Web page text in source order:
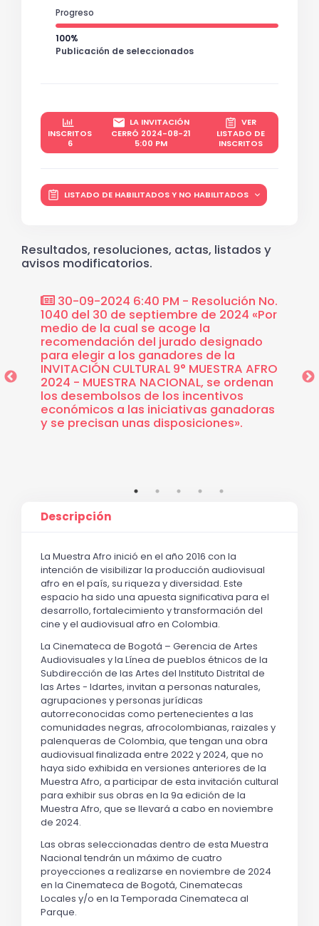
Progreso
100%
Publicación de seleccionados
INSCRITOS
6
LA INVITACIÓN
CERRÓ 2024-08-21
5:00 PM
VER
LISTADO DE
INSCRITOS
LISTADO DE HABILITADOS Y NO HABILITADOS
Resultados, resoluciones, actas, listados y
avisos modificatorios.
de
30-09-2024 6:40 PM - Resolución No.
1040 del 30 de septiembre de 2024 «Por
medio de la cual se acoge la
recomendación del jurado designado
para elegir a los ganadores de la
INVITACIÓN CULTURAL 9° MUESTRA AFRO
2024 - MUESTRA NACIONAL, se ordenan
los desembolsos de los incentivos
económicos a las iniciativas ganadoras
y se precisan unas disposiciones».
Descripción
La Muestra Afro inició en el año 2016 con la
intención de visibilizar la producción audiovisual
afro en el país, su riqueza y diversidad. Este
espacio ha sido una apuesta significativa para el
desarrollo, fortalecimiento y transformación del
cine y el audiovisual afro en Colombia.
La Cinemateca de Bogotá – Gerencia de Artes
Audiovisuales y la Línea de pueblos étnicos de la
Subdirección de las Artes del Instituto Distrital de
las Artes - Idartes, invitan a personas naturales,
agrupaciones y personas jurídicas
autorreconocidas como pertenecientes a las
comunidades negras, afrocolombianas, raizales y
palenqueras de Colombia, que tengan una obra
audiovisual finalizada entre 2022 y 2024, que no
haya sido exhibida en versiones anteriores de la
Muestra Afro, a participar de esta invitación cultural
para exhibir sus obras en la 9a edición de la
Muestra Afro, que se llevará a cabo en noviembre
de 2024.
Las obras seleccionadas dentro de esta Muestra
Nacional tendrán un máximo de cuatro
proyecciones a realizarse en noviembre de 2024
en la Cinemateca de Bogotá, Cinematecas
Locales y/o en la Temporada Cinemateca al
Parque.